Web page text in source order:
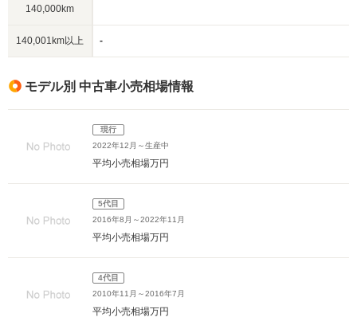
140,000km
140,001km以上 -
モデル別 中古車小売相場情報
現行
2022年12月～生産中
平均小売相場万円
5代目
2016年8月～2022年11月
平均小売相場万円
4代目
2010年11月～2016年7月
平均小売相場万円